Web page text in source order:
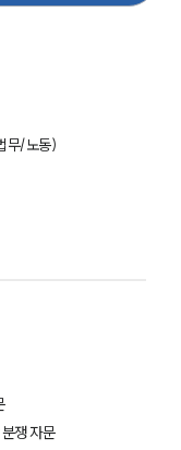
무/노동)
쟁 자문